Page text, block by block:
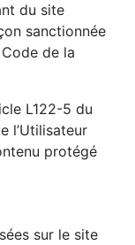
du site
sanctionnée
de la
L122-5 du
l’Utilisateur
protégé
sur le site